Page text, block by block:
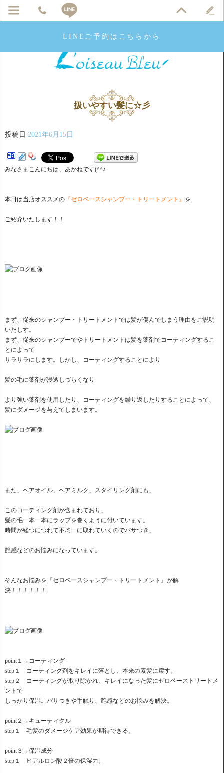
LINEご予約はこちらから
扱いやすい髪に☆彡
投稿日 2021年6月15日
みなさまこんにちは、あかねです(^^♪
本日は当店オススメの 『ゼロベースシャンプー・トリートメント』 を
ご紹介いたします！！
まず、従来のシャンプー・トリートメントでは髪が傷んでしまう理由をご説明
いたしす。
まず、従来のシャンプーでやトリートメントは髪を薬剤でコーティングするこ
とによって
サラサラにします。しかし、コーティングすることにより
髪の毛に薬剤が浸透しづらくなり
より強い薬剤を使用したり、コーティングを繰り返したりすることによって、
髪にダメージを与えてしまいます。
また、ヘアオイル、ヘアミルク、スタイリング剤にも、
このコーティング剤が含まれており、
髪の毛一本一本にラップを巻くように付いています。
時間が経つにつれて不均一に取れていくのでパサつき、
艶感などのお悩みになっています。
そんなお悩みを『ゼロベースシャンプー・トリートメント』が解
決！！！！！！
point１→コーティング
step１ コーティング剤をキレイに落とし、本来の素髪に戻す。
step２ コーティングが取り除かれ、キレイになった髪にゼロベーストリートメ
ントで
しっかり保湿。パサつきや手触り、艶感などのお悩みを解決。
point２→キューティクル
step１ 毛髪のダメージケア効果が期待できる。
point３→保湿成分
step１ ヒアルロン酸２倍の保湿力。